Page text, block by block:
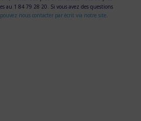
au 1 84 79 28 20. Si vous avez des questions
nous contacter par écrit via notre site.